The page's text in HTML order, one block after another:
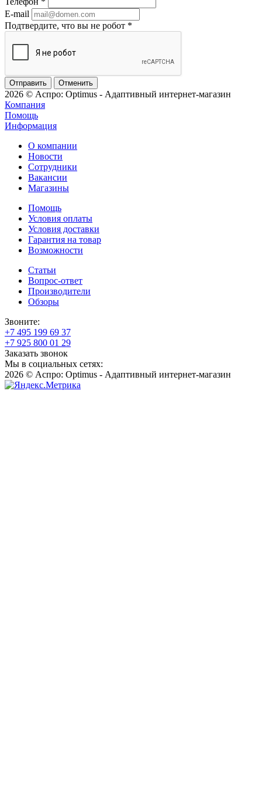
E-mail
Подтвердите, что вы не робот *
Отменить
2026 © Аспро: Optimus - Адаптивный интернет-магазин
Компания
Помощь
Информация
О компании
Новости
Сотрудники
Вакансии
Магазины
Помощь
Условия оплаты
Условия доставки
Гарантия на товар
Возможности
Статьи
Вопрос-ответ
Производители
Обзоры
Звоните:
+7 495 199 69 37
+7 925 800 01 29
Заказать звонок
Мы в социальных сетях:
2026 © Аспро: Optimus - Адаптивный интернет-магазин